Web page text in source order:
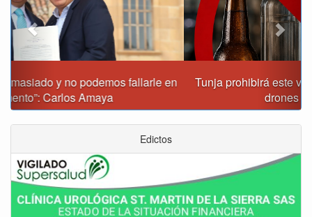
Tunja prohibirá este viernes la venta de licor, el uso de
drones y otras actividades
Edictos